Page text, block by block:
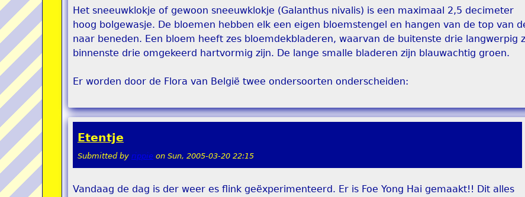
Het sneeuwklokje of gewoon sneeuwklokje (Galanthus nivalis) is een maximaal 2,5 decimeter
hoog bolgewasje. De bloemen hebben elk een eigen bloemstengel en hangen van de top van
naar beneden. Een bloem heeft zes bloemdekbladeren, waarvan de buitenste drie langwerpig
binnenste drie omgekeerd hartvormig zijn. De lange smalle bladeren zijn blauwachtig groen.
Er worden door de Flora van België twee ondersoorten onderscheiden:
Etentje
Submitted by rippie on Sun, 2005-03-20 22:15
Vandaag de dag is der weer es flink geëxperimenteerd. Er is Foe Yong Hai gemaakt!! Dit alles